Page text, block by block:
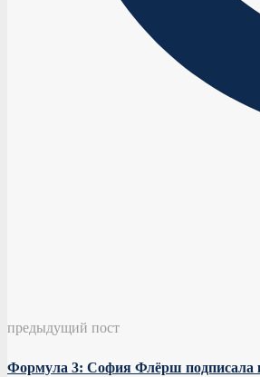
предыдущий пост
Формула 3: София Флёрш подписала